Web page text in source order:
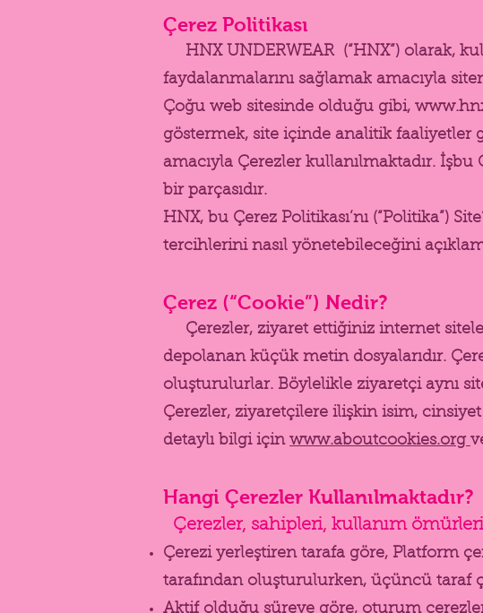
Çerez Politikası
HNX UNDERWEAR (“HNX”) olarak,
faydalanmalarını sağlamak amacıyla
Çoğu web sitesinde olduğu gibi,
göstermek, site içinde analitik faaliyetler
amacıyla Çerezler kullanılmaktadır. İşbu
bir parçasıdır.
HNX, bu Çerez Politikası’nı (“Politika”)
tercihlerini nasıl yönetebileceğini
Çerez (“Cookie”) Nedir?
Çerezler, ziyaret ettiğiniz internet siteleri
depolanan küçük metin dosyalarıdır.
oluşturulurlar. Böylelikle ziyaretçi aynı
Çerezler, ziyaretçilere ilişkin isim,
detaylı bilgi için www.aboutcookies.org
Hangi Çerezler Kullanılmaktadır?
Çerezler, sahipleri, kullanım
Çerezi yerleştiren tarafa göre, Platform
tarafından oluşturulurken, üçüncü taraf
Aktif olduğu süreye göre, oturum